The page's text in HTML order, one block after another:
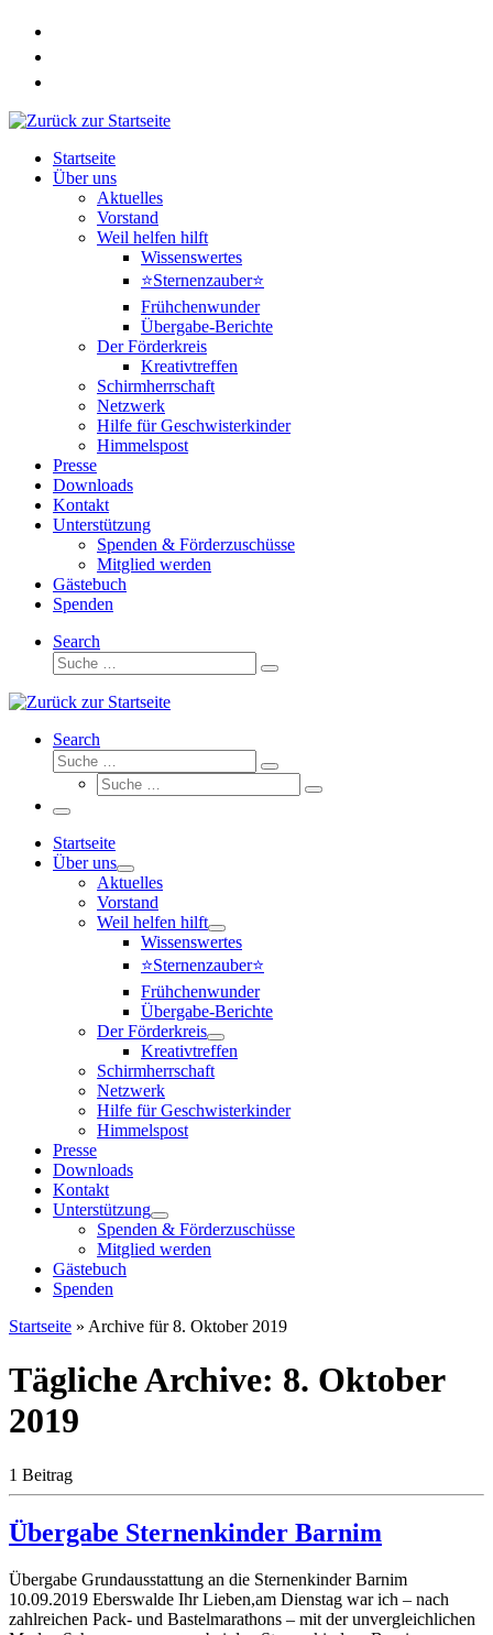
Zum
springen
Startseite
Über uns
Aktuelles
Vorstand
Weil helfen hilft
Wissenswertes
⭐Sternenzauber⭐
Frühchenwunder
Übergabe-Berichte
Der Förderkreis
Kreativtreffen
Schirmherrschaft
Netzwerk
Hilfe für Geschwisterkinder
Himmelspost
Presse
Downloads
Kontakt
Unterstützung
Spenden & Förderzuschüsse
Mitglied werden
Gästebuch
Spenden
Search
Suche
Suche
Search
Suche
Suche
Suche
Suche
Menü
Startseite
Über uns
Aktuelles
Vorstand
Weil helfen hilft
Wissenswertes
⭐Sternenzauber⭐
Frühchenwunder
Übergabe-Berichte
Der Förderkreis
Kreativtreffen
Schirmherrschaft
Netzwerk
Hilfe für Geschwisterkinder
Himmelspost
Presse
Downloads
Kontakt
Unterstützung
Spenden & Förderzuschüsse
Mitglied werden
Gästebuch
Spenden
Startseite » Archive für 8. Oktober 2019
Tägliche Archive: 8. Oktober
2019
1 Beitrag
Übergabe Sternenkinder Barnim
Übergabe Grundausstattung an die Sternenkinder Barnim
10.09.2019 Eberswalde Ihr Lieben,am Dienstag war ich – nach
zahlreichen Pack- und Bastelmarathons – mit der unvergleichlichen